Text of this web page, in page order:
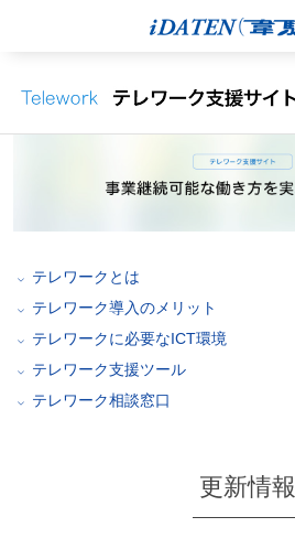
テレワークとは
テレワーク導入のメリット
テレワークに必要なICT環境
テレワーク支援ツール
テレワーク相談窓口
更新情報